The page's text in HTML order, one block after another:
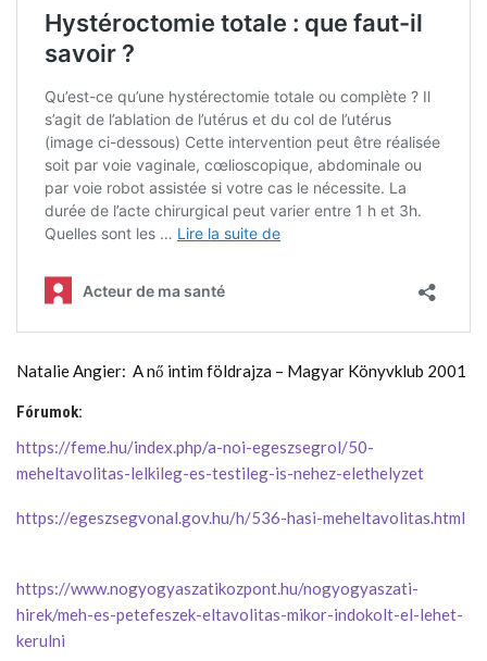
Natalie Angier: A nő intim földrajza – Magyar Könyvklub 2001
Fórumok:
https://feme.hu/index.php/a-noi-egeszsegrol/50-
meheltavolitas-lelkileg-es-testileg-is-nehez-elethelyzet
https://egeszsegvonal.gov.hu/h/536-hasi-meheltavolitas.html
https://www.nogyogyaszatikozpont.hu/nogyogyaszati-
hirek/meh-es-petefeszek-eltavolitas-mikor-indokolt-el-lehet-
kerulni